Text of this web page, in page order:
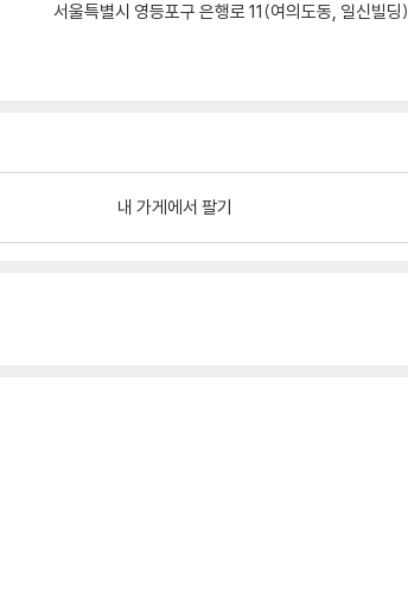
서울특별시 영등포구 은행로 11(여의도동, 일신빌딩)
내 가게에서 팔기